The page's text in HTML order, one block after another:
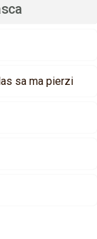
sa ma pierzi